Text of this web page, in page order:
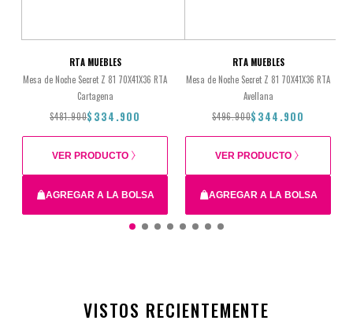
RTA MUEBLES
Mesa de Noche Secret Z 81 70X41X36 RTA
Cartagena
$481.900$334.900
AGREGAR A LA BOLSA
VER PRODUCTO
RTA MUEBLES
Mesa de Noche Secret Z 81 70X41X36 RTA
Avellana
$496.900$344.900
AGREGAR A LA BOLSA
VER PRODUCTO
VISTOS RECIENTEMENTE